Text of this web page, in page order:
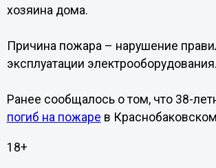
хозяина дома.
Причина пожара – нарушение
эксплуатации электрооборудования.
Ранее сообщалось о том, что 38-
погиб на пожаре в
18+